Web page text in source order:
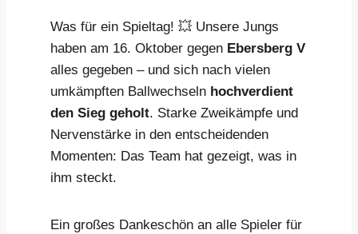
Was für ein Spieltag! 💥 Unsere Jungs
haben am 16. Oktober gegen Ebersberg V
alles gegeben – und sich nach vielen
umkämpften Ballwechseln hochverdient
den Sieg geholt. Starke Zweikämpfe und
Nervenstärke in den entscheidenden
Momenten: Das Team hat gezeigt, was in
ihm steckt.
Ein großes Dankeschön an alle Spieler für